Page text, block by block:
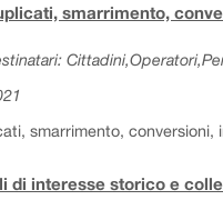
smarrimento,
smarrimento, conversioni,
di interesse storico e